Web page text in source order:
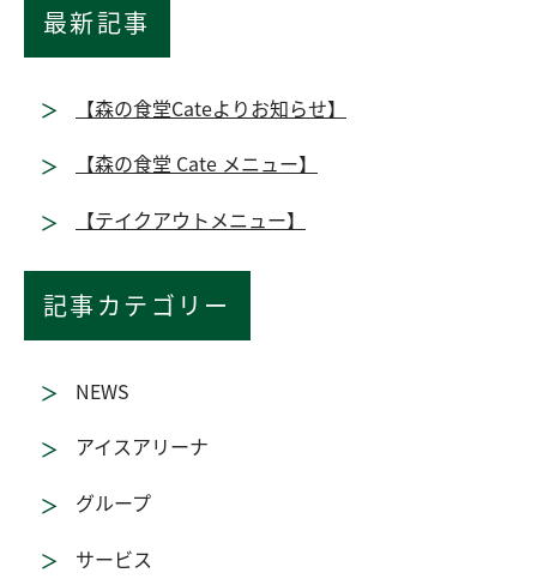
最新記事
【森の食堂Cateよりお知らせ】
【森の食堂 Cate メニュー】
【テイクアウトメニュー】
記事カテゴリー
NEWS
アイスアリーナ
グループ
サービス